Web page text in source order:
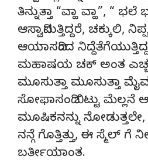
ತಿನ್ನುತ್ತಾ “ವ್ಹಾ ವ್ಹಾ”, “
ಆಸ್ವಾದಿಸುತ್ತಿದ್ದರೆ, ಚಕ್ಕುಲಿ,
ಆಯಾಸದಿಂದ
ಮಹಾಷಯ ಚಕ್ ಅಂತ
ಮೂಸುತ್ತಾ ಮೂಸುತ್ತಾ
ಸೋಫಾಸಂದಿ ಬಿಟ್ಟು ಮೆಲ್ಲನೆ
ಮೂಷಿಕನನ್ನು
ನನ್ಗೆ ಗೊತ್ತಿತ್ತು, ಈ ಸ್ಮೆಲ್ ಗೆ
ಬರ್ತೀಯಾಂತ.